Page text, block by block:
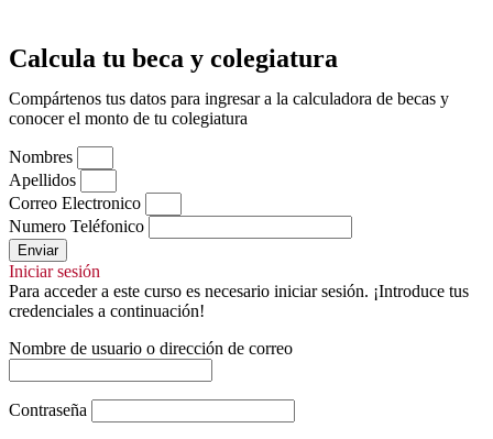
Calcula tu beca y colegiatura
Compártenos tus datos para ingresar a la calculadora de becas y
conocer el monto de tu colegiatura
Nombres
Apellidos
Correo Electronico
Numero Teléfonico
Enviar
Iniciar sesión
Para acceder a este curso es necesario iniciar sesión. ¡Introduce tus
credenciales a continuación!
Nombre de usuario o dirección de correo
Contraseña